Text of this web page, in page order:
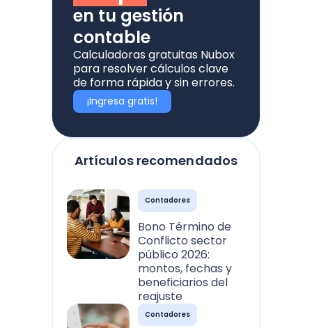
Artículos recomendados
Contadores
Bono Término de
Conflicto sector
público 2026:
montos, fechas y
beneficiarios del
reajuste
Contadores
en tu gestión
contable
Calculadoras gratuitas Nubox
para resolver cálculos clave
de forma rápida y sin errores.
¡Ingresa gratis!